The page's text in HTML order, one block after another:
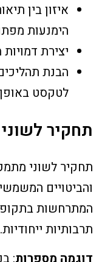
איזון בין
הימנעות
יצירת
הבנת
לטקסט
תחקיר לשוני
תחקיר לשוני
והביטויים
המתרחשות
תרבותיות ייחודיות.